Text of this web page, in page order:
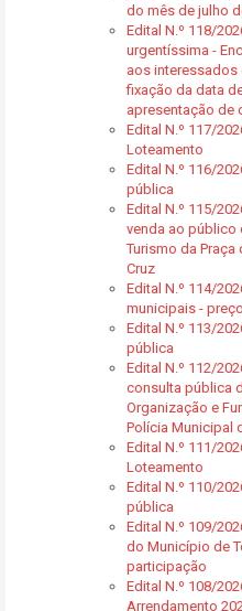
do mês de julho
Edital N.º 118/
urgentíssima -
aos
fixação da data
apresentação de
Edital N.º 117/
Loteamento
Edital N.º 116/
pública
Edital N.º 115/
venda ao público
Turismo da Praça
Cruz
Edital N.º 114/
municipais -
Edital N.º 113/
pública
Edital N.º 112/
consulta pública
Organização e
Polícia Municipal
Edital N.º 111/
Loteamento
Edital N.º 110/
pública
Edital N.º 109/
do Município de
participação
Edital N.º 108/
Arrendamento